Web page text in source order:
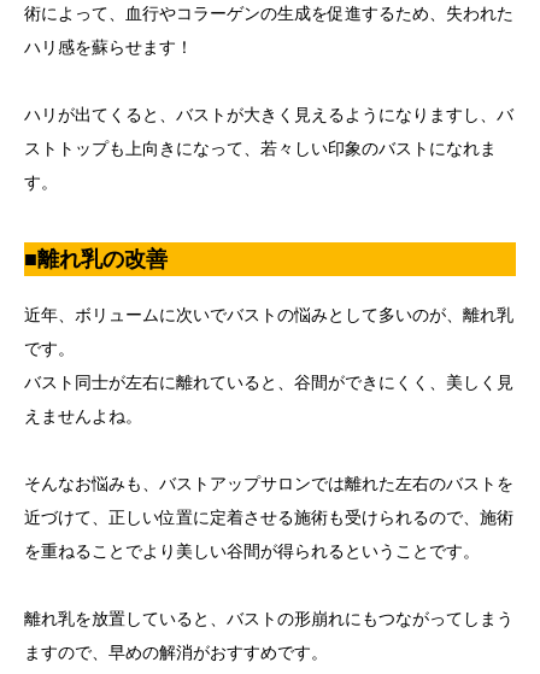
術によって、血行やコラーゲンの生成を促進するため、失われた
ハリ感を蘇らせます！
ハリが出てくると、バストが大きく見えるようになりますし、バ
ストトップも上向きになって、若々しい印象のバストになれま
す。
■離れ乳の改善
近年、ボリュームに次いでバストの悩みとして多いのが、離れ乳
です。
バスト同士が左右に離れていると、谷間ができにくく、美しく見
えませんよね。
そんなお悩みも、バストアップサロンでは離れた左右のバストを
近づけて、正しい位置に定着させる施術も受けられるので、施術
を重ねることでより美しい谷間が得られるということです。
離れ乳を放置していると、バストの形崩れにもつながってしまう
ますので、早めの解消がおすすめです。